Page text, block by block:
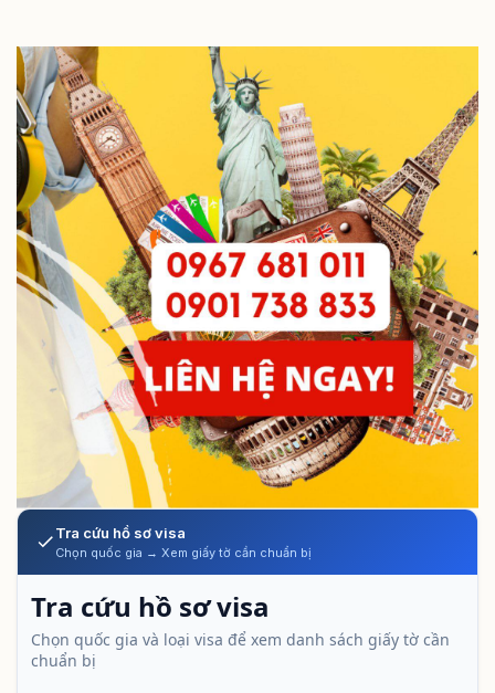
Tra cứu hồ sơ visa
Chọn quốc gia → Xem giấy tờ cần chuẩn bị